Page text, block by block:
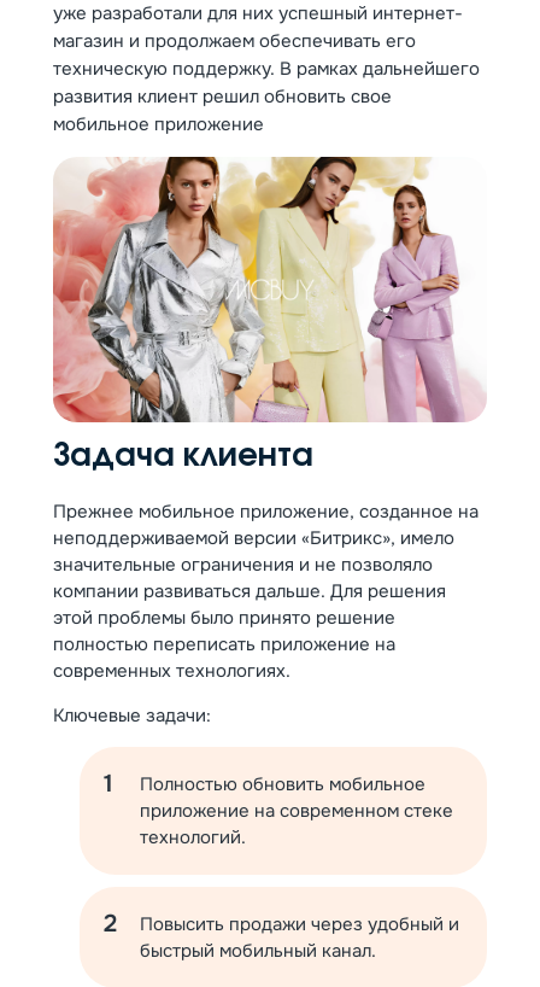
уже разработали для них успешный интернет-
магазин и продолжаем обеспечивать его
техническую поддержку. В рамках дальнейшего
развития клиент решил обновить свое
мобильное приложение
Задача клиента
Прежнее мобильное приложение, созданное на
неподдерживаемой версии «Битрикс», имело
значительные ограничения и не позволяло
компании развиваться дальше. Для решения
этой проблемы было принято решение
полностью переписать приложение на
современных технологиях.
Ключевые задачи:
Полностью обновить мобильное
приложение на современном стеке
технологий.
Повысить продажи через удобный и
быстрый мобильный канал.